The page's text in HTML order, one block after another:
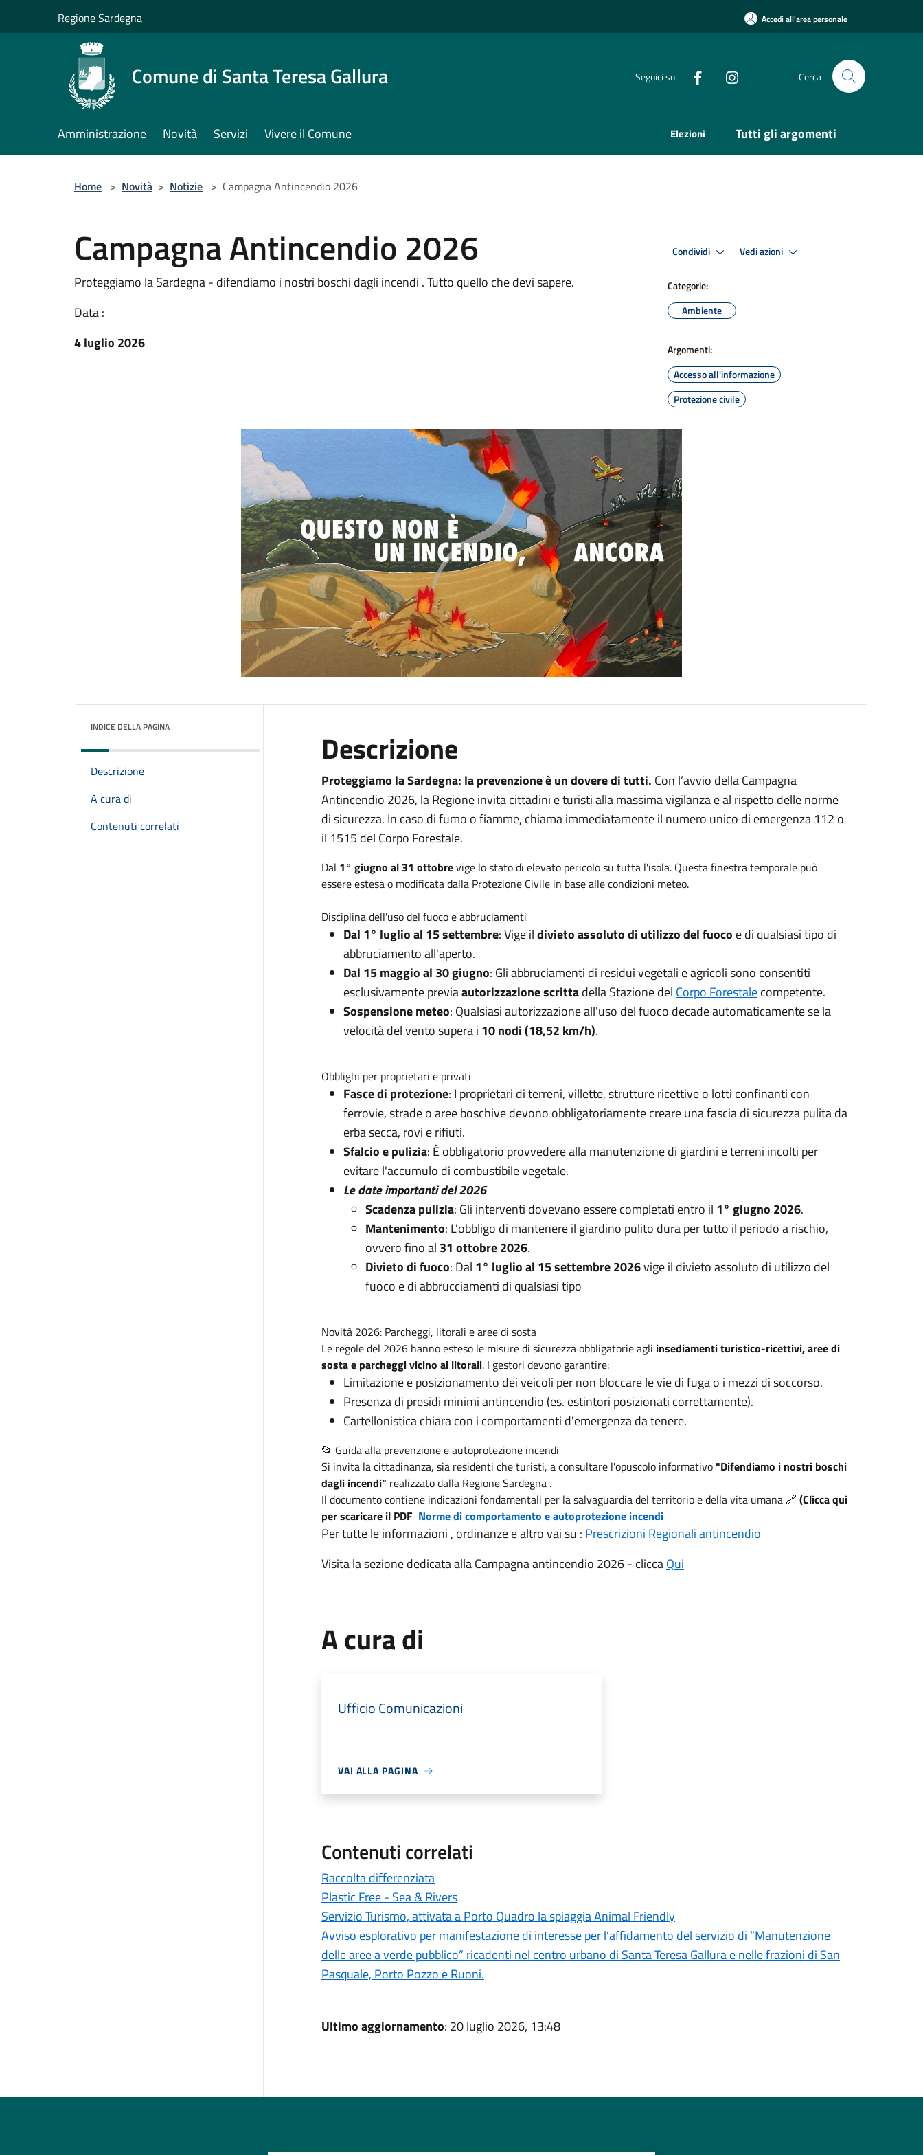
Regione Sardegna Accedi all'area personale
Comune di Santa Teresa Gallura Seguici su Cerca
Amministrazione Novità Servizi Vivere il Comune Elezioni Tutti gli argomenti
Home > Novità > Notizie > Campagna Antincendio 2026
Campagna Antincendio 2026
Proteggiamo la Sardegna - difendiamo i nostri boschi dagli incendi . Tutto quello che devi sapere.
Data :
4 luglio 2026
Condividi Vedi azioni
Categorie:
Ambiente
Argomenti:
Accesso all'informazione
Protezione civile
INDICE DELLA PAGINA
Descrizione
A cura di
Contenuti correlati
Descrizione
Proteggiamo la Sardegna: la prevenzione è un dovere di tutti. Con l’avvio della Campagna
Antincendio 2026, la Regione invita cittadini e turisti alla massima vigilanza e al rispetto delle norme
di sicurezza. In caso di fumo o fiamme, chiama immediatamente il numero unico di emergenza 112 o
il 1515 del Corpo Forestale.
Dal 1° giugno al 31 ottobrevige lo stato di elevato pericolo su tutta l'isola. Questa finestra temporale può
essere estesa o modificata dalla Protezione Civile in base alle condizioni meteo.
Disciplina dell'uso del fuoco e abbruciamenti
Dal 1° luglio al 15 settembre: Vige ildivieto assoluto di utilizzo del fuoco e di qualsiasi tipo di
abbruciamento all'aperto.
Dal 15 maggio al 30 giugno: Gli abbruciamenti di residui vegetali e agricoli sono consentiti
esclusivamente previaautorizzazione scrittadella Stazione del Corpo Forestalecompetente.
Sospensione meteo: Qualsiasi autorizzazione all'uso del fuoco decade automaticamente se la
velocità del vento supera i 10 nodi (18,52 km/h).
Obblighi per proprietari e privati
Fasce di protezione: I proprietari di terreni, villette, strutture ricettive o lotti confinanti con
ferrovie, strade o aree boschive devono obbligatoriamente creare una fascia di sicurezza pulita da
erba secca, rovi e rifiuti.
Sfalcio e pulizia: È obbligatorio provvedere alla manutenzione di giardini e terreni incolti per
evitare l'accumulo di combustibile vegetale.
Le date importanti del 2026
Scadenza pulizia: Gli interventi dovevano essere completati entro il 1° giugno 2026.
Mantenimento: L'obbligo di mantenere il giardino pulito dura per tutto il periodo a rischio,
ovvero fino al 31 ottobre 2026.
Divieto di fuoco: Dal 1° luglio al 15 settembre 2026vige il divieto assoluto di utilizzo del
fuoco e di abbrucciamenti di qualsiasi tipo
Novità 2026: Parcheggi, litorali e aree di sosta
Le regole del 2026 hanno esteso le misure di sicurezza obbligatorie agli insediamenti turistico-ricettivi, aree di
sosta e parcheggi vicino ai litorali. I gestori devono garantire:
Limitazione e posizionamento dei veicoli per non bloccare le vie di fuga o i mezzi di soccorso.
Presenza di presidi minimi antincendio (es. estintori posizionati correttamente).
Cartellonistica chiara con i comportamenti d'emergenza da tenere.
📂 Guida alla prevenzione e autoprotezione incendi
Si invita la cittadinanza, sia residenti che turisti, a consultare l'opuscolo informativo"Difendiamo i nostri boschi
dagli incendi" realizzato dalla Regione Sardegna .
Il documento contiene indicazioni fondamentali per la salvaguardia del territorio e della vita umana 🔗 (Clicca qui
per scaricare il PDF Norme di comportamento e autoprotezione incendi
Per tutte le informazioni , ordinanze e altro vai su : Prescrizioni Regionali antincendio
Visita la sezione dedicata alla Campagna antincendio 2026 - cliccaQui
A cura di
Ufficio Comunicazioni
VAI ALLA PAGINA
Contenuti correlati
Raccolta differenziata
Plastic Free - Sea & Rivers
Servizio Turismo, attivata a Porto Quadro la spiaggia Animal Friendly
Avviso esplorativo per manifestazione di interesse per l’affidamento del servizio di “Manutenzione
delle aree a verde pubblico” ricadenti nel centro urbano di Santa Teresa Gallura e nelle frazioni di San
Pasquale, Porto Pozzo e Ruoni.
Ultimo aggiornamento: 20 luglio 2026, 13:48